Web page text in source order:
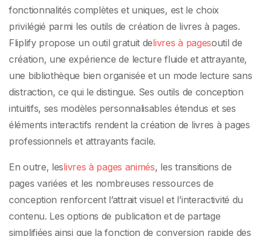
fonctionnalités complètes et uniques, est le choix
privilégié parmi les outils de création de livres à pages.
Fliplify propose un outil gratuit delivres à pagesoutil de
création, une expérience de lecture fluide et attrayante,
une bibliothèque bien organisée et un mode lecture sans
distraction, ce qui le distingue. Ses outils de conception
intuitifs, ses modèles personnalisables étendus et ses
éléments interactifs rendent la création de livres à pages
professionnels et attrayants facile.
En outre, leslivres à pages animés, les transitions de
pages variées et les nombreuses ressources de
conception renforcent l’attrait visuel et l’interactivité du
contenu. Les options de publication et de partage
simplifiées ainsi que la fonction de conversion rapide des